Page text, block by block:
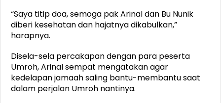
“Saya titip doa, semoga pak Arinal dan Bu Nunik
diberi kesehatan dan hajatnya dikabulkan,”
harapnya.
Disela-sela percakapan dengan para peserta
Umroh, Arinal sempat mengatakan agar
kedelapan jamaah saling bantu-membantu saat
dalam perjalan Umroh nantinya.